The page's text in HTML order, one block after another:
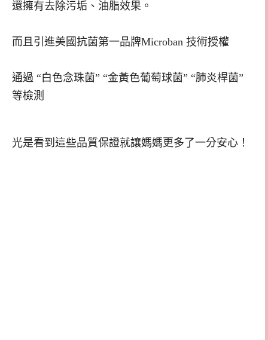
還擁有去除污垢、油脂效果。
而且引進美國抗菌第一品牌Microban 技術授權
通過 “白色念珠菌” “金黃色葡萄球菌” “肺炎桿菌”
等檢測
光是看到這些品質保證就讓媽媽更多了一分安心！